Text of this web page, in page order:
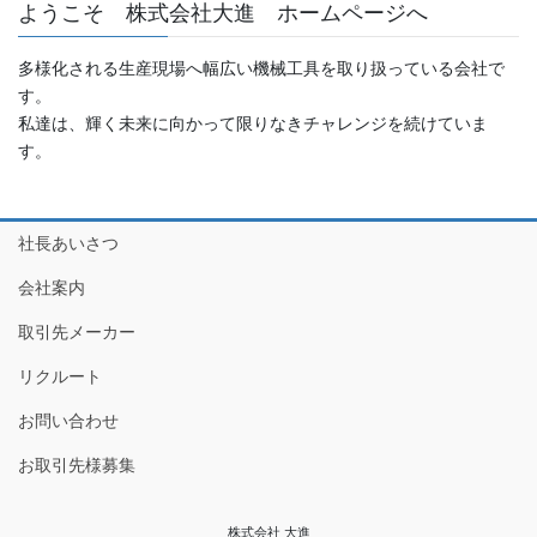
ようこそ 株式会社大進 ホームページへ
多様化される生産現場へ幅広い機械工具を取り扱っている会社で
す。
私達は、輝く未来に向かって限りなきチャレンジを続けていま
す。
社長あいさつ
会社案内
取引先メーカー
リクルート
お問い合わせ
お取引先様募集
株式会社 大進